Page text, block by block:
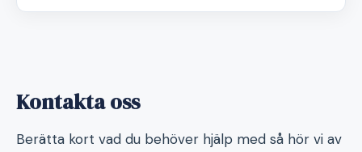
Kontakta oss
Berätta kort vad du behöver hjälp med så hör vi av